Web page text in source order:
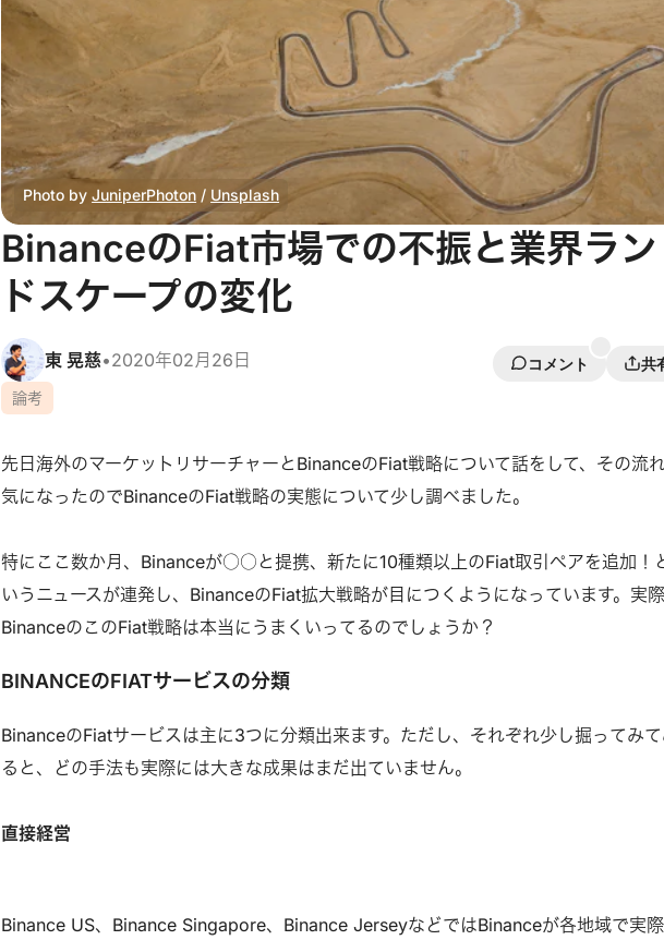
Photo by JuniperPhoton / Unsplash
BinanceのFiat市場での不振と業界ラン
ドスケープの変化
東 晃慈•2020年02月26日 コメント
共
論考
先日海外のマーケットリサーチャーとBinanceのFiat戦略について話をして、その流
気になったのでBinanceのFiat戦略の実態について少し調べました。
特にここ数か月、Binanceが○○と提携、新たに10種類以上のFiat取引ペアを追加！
いうニュースが連発し、BinanceのFiat拡大戦略が目につくようになっています。実際
BinanceのこのFiat戦略は本当にうまくいってるのでしょうか？
BINANCEのFIATサービスの分類
BinanceのFiatサービスは主に3つに分類出来ます。ただし、それぞれ少し掘ってみ
ると、どの手法も実際には大きな成果はまだ出ていません。
直接経営
Binance US、Binance Singapore、Binance JerseyなどではBinanceが各地域で実